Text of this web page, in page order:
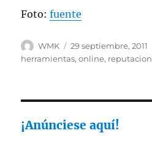
Foto:fuente
Autor
WMK
Publicado
el
29 septiembre, 2011
herramientas,online, reputacion
¡Anúnciese aquí!